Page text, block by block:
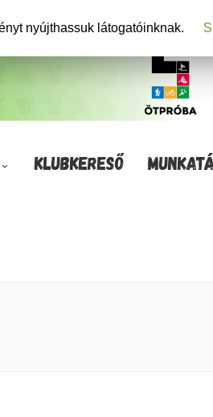
KLUBKERESŐ
nyújthassuk látogatóinknak.